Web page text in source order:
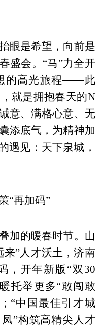
是希望，向前是
盛会。“马”力全开
的高光旅程——此
就是拥抱春天的N
意、满格心意、无
添底气，为精神加
遇见：天下泉城，
再加码”
的暖春时节。山
来”人才沃土，济南
，开年新版“双30
托举更多“敢闯敢
“中国最佳引才城
”构筑高精尖人才